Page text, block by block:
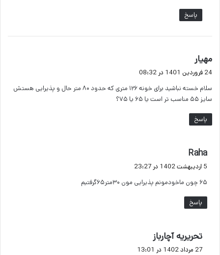
پاسخ
مهیار
ت
:
24 فروردین 1401 در 08:32
سلام خسته نباشید برای خونه ۱۲۶ متری که حدود ۸۰ متر حال و پذیرایی هستش
سایز ۵۵ مناسب تر است یا ۶۵ یا ۷۵؟
پاسخ
Raha
:
5 اردیبهشت 1402 در 23:27
۶۵ چون ماخودمونم پذیرایی مون ۳۰متر۶۵گرفتیم
پاسخ
تحریریه آچارباز
ف
27 مرداد 1402 در 13:01